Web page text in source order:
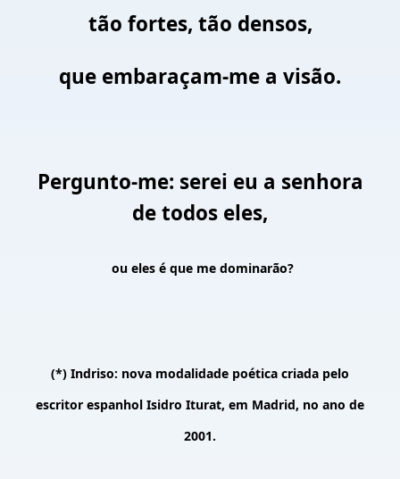
tão fortes, tão densos,
que embaraçam-me a visão.
Pergunto-me: serei eu a senhora
de todos eles,
ou eles é que me dominarão?
(*) Indriso: nova modalidade poética criada pelo
escritor espanhol Isidro Iturat, em Madrid, no ano de
2001.